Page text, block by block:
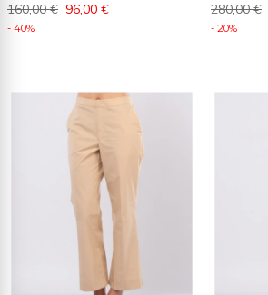
160,00 € 96,00 €
- 40%
280,00 €
- 20%